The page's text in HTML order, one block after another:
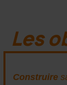
Les
Construire